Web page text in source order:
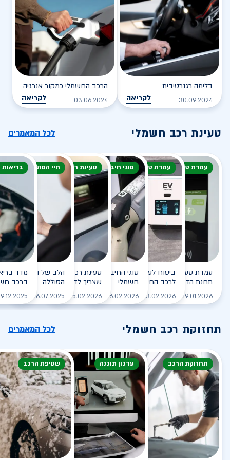
בלימה רגנרטיבית
30.09.2024 לקריאה
הרכב החשמלי כמקור אנרגיה
03.06.2024 לקריאה
טעינת רכב חשמלי לכל המאמרים
עמדת טעינה
עמדת טעינה - הסוף של
תחנת הדלק?
19.01.2026 לקריאה
עמדת טעינה
ביטוח לעמדת טעינה ביתית
לרכב החשמלי
03.02.2026 לקריאה
סוגי חיבור
סוגי החיבורים לטעינת רכב
חשמלי
26.02.2026 לקריאה
טעינת רכב חשמלי
טעינת רכב חשמלי - כל מה
שצריך לדעת
25.02.2026 לקריאה
חיי הסוללה
הלב של הרכב
הסוללה
16.07.2025
ברכב
תחזוקת רכב חשמלי לכל המאמרים
תחזוקת הרכב עדכון תוכנה שטיפת הרכב